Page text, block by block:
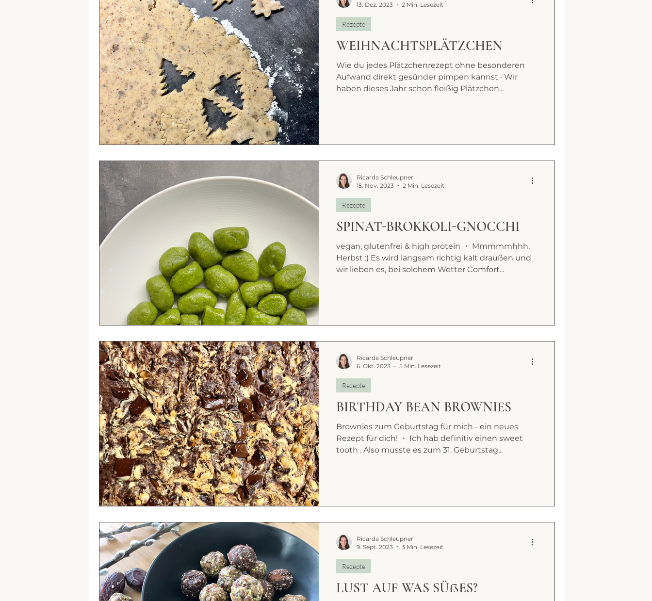
WEIHNACHTSPLÄTZCHEN
Wie du jedes Plätzchenrezept ohne besonderen
Aufwand direkt gesünder pimpen kannst · Wir
haben dieses Jahr schon fleißig Plätzchen...
Rezepte
13. Dez. 2023
2 Min. Lesezeit
SPINAT-BROKKOLI-GNOCCHI
vegan, glutenfrei & high protein ・ Mmmmmhhh,
Herbst :) Es wird langsam richtig kalt draußen und
wir lieben es, bei solchem Wetter Comfort...
Rezepte
Ricarda Schleupner
15. Nov. 2023
2 Min. Lesezeit
BIRTHDAY BEAN BROWNIES
Brownies zum Geburtstag für mich - ein neues
Rezept für dich! ・ Ich hab definitiv einen sweet
tooth . Also musste es zum 31. Geburtstag...
Rezepte
Ricarda Schleupner
6. Okt. 2023
5 Min. Lesezeit
LUST AUF WAS SÜßES?
Rezepte
Ricarda Schleupner
9. Sept. 2023
3 Min. Lesezeit